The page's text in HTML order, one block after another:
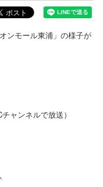
ンモール東浦」の様子が
ンネルで放送）